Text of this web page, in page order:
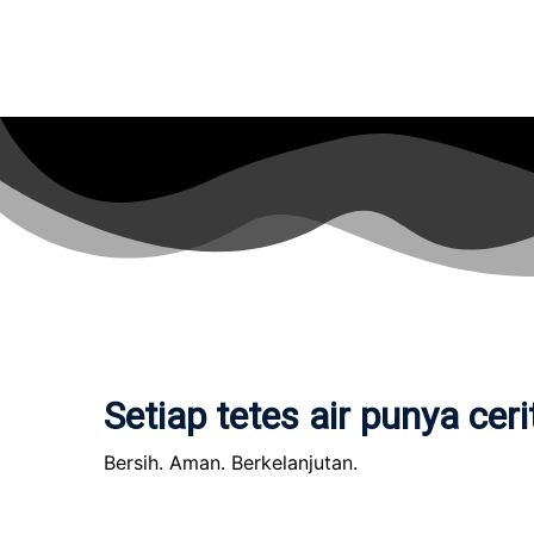
Setiap tetes air punya
Bersih. Aman. Berkelanjutan.